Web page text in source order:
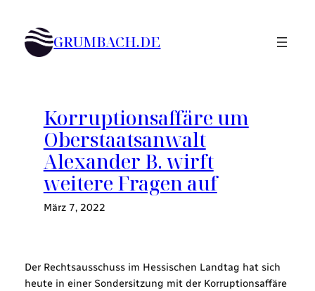
Inhalt
springen GRUMBACH.DE
Korruptionsaffäre um
Oberstaatsanwalt
Alexander B. wirft
weitere Fragen auf
März 7, 2022
Der Rechtsausschuss im Hessischen Landtag hat sich
heute in einer Sondersitzung mit der Korruptionsaffäre